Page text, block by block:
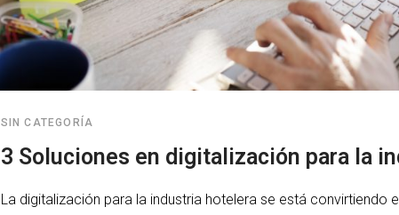
SIN CATEGORÍA
3 Soluciones en digitalización para la
La digitalización para la industria hotelera se está convirtiendo